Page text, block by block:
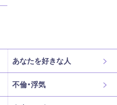
あなたを好きな人
不倫・浮気